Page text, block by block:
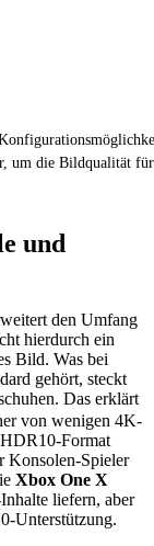
um die Bildqualität
und
den Umfang
hierdurch ein
Bild. Was bei
gehört, steckt
Das erklärt
von wenigen 4K-
Format
Konsolen-Spieler
Xbox One X
liefern, aber
Unterstützung.